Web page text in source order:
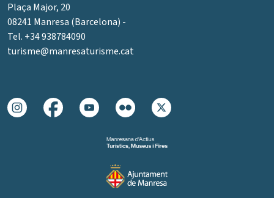
Plaça Major, 20
08241 Manresa (Barcelona) -
Tel. +34 938784090
turisme@manresaturisme.cat